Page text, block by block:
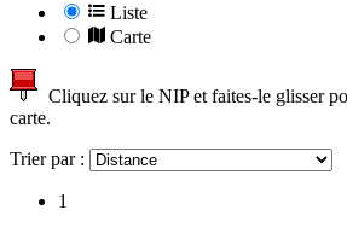
Liste
Carte
Cliquez sur le NIP et faites-le glisser
carte.
Trier par :
1